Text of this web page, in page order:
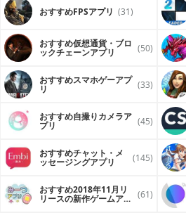
おすすめFPSアプリ (31)
おすすめ仮想通貨・ブロ
ックチェーンアプリ (50)
おすすめスマホゲーアプ
リ (33)
おすすめ自撮りカメラア
プリ (45)
おすすめチャット・メ
ッセージングアプリ (145)
おすすめ2018年11月リ
リースの新作ゲームアプ (61)